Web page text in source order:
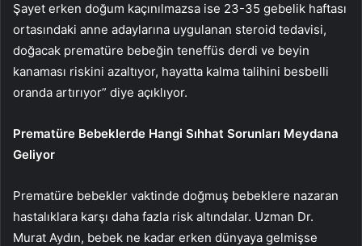
Şayet erken doğum kaçınılmazsa ise 23-35 gebelik haftası
ortasındaki anne adaylarına uygulanan steroid tedavisi,
doğacak prematüre bebeğin teneffüs derdi ve beyin
kanaması riskini azaltıyor, hayatta kalma talihini besbelli
oranda artırıyor” diye açıklıyor.
Prematüre Bebeklerde Hangi Sıhhat Sorunları Meydana
Geliyor
Prematüre bebekler vaktinde doğmuş bebeklere nazaran
hastalıklara karşı daha fazla risk altındalar. Uzman Dr.
Murat Aydın, bebek ne kadar erken dünyaya gelmişse